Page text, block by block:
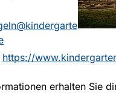
https://
erhalten Sie